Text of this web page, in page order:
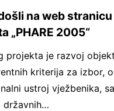
na web stranicu
„PHARE 2005“
projekta je razvoj
kriterija za izbor,
ustroj vježbenika,
državnih…